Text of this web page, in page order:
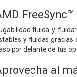
fluida y
y fluidas gracias
por delante de tus
al